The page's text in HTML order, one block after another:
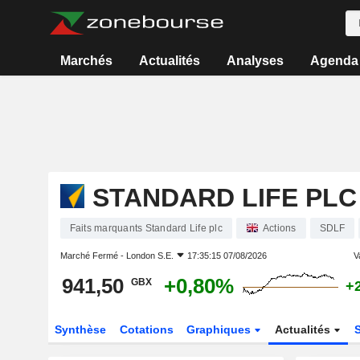
Marchés Actualités Analyses Agenda
STANDARD LIFE PLC
Faits marquants Standard Life plc Actions SDLF
Marché Fermé - London S.E. 17:35:15 07/08/2026
941,50 GBX +0,80%
Synthèse Cotations Graphiques Actualités